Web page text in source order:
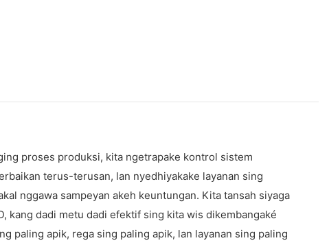
proses produksi, kita ngetrapake kontrol sistem
terus-terusan, lan nyedhiyakake layanan sing
nggawa sampeyan akeh keuntungan. Kita tansah siyaga
kang dadi metu dadi efektif sing kita wis dikembangaké
paling apik, rega sing paling apik, lan layanan sing paling